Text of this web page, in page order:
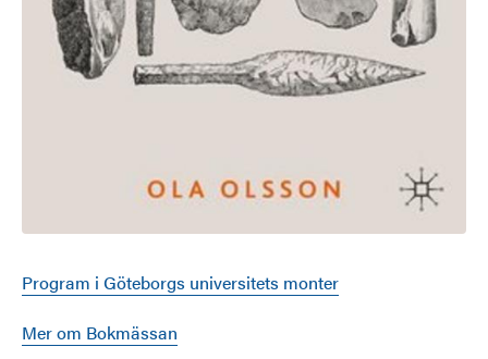
Program i Göteborgs universitets monter
Mer om Bokmässan